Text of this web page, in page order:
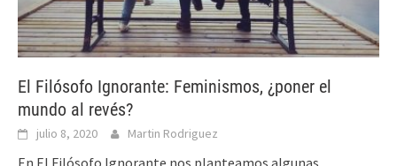
El Filósofo Ignorante: Feminismos, ¿poner el
mundo al revés?
julio 8, 2020 Martin Rodriguez
En El Filósofo Ignorante nos planteamos algunas